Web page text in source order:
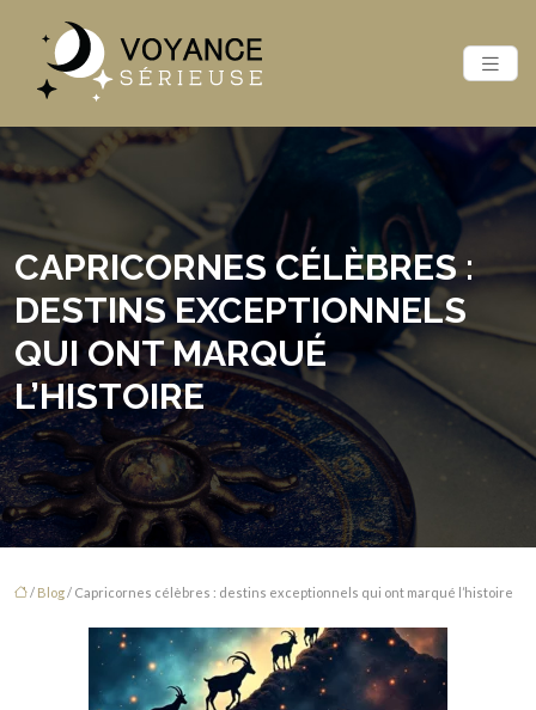
CAPRICORNES CÉLÈBRES :
DESTINS EXCEPTIONNELS
QUI ONT MARQUÉ
L’HISTOIRE
/ Blog/ Capricornes célèbres : destins exceptionnels qui ont marqué l’histoire